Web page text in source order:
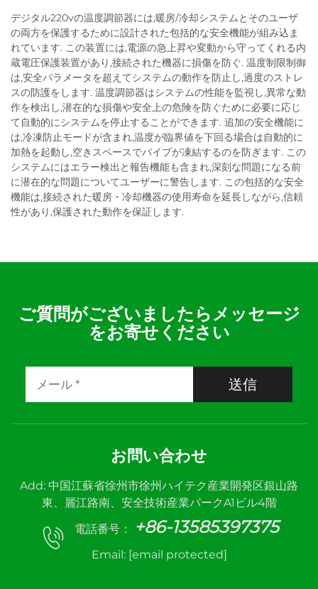
デジタル220vの温度調節器には,暖房/冷却システムとそのユーザ
の両方を保護するために設計された包括的な安全機能が組み込ま
れています. この装置には,電源の急上昇や変動から守ってくれる内
蔵電圧保護装置があり,接続された機器に損傷を防ぐ. 温度制限制御
は,安全パラメータを超えてシステムの動作を防止し,過度のストレ
スの防護をします. 温度調節器はシステムの性能を監視し,異常な動
作を検出し,潜在的な損傷や安全上の危険を防ぐために必要に応じ
て自動的にシステムを停止することができます. 追加の安全機能に
は,冷凍防止モードが含まれ,温度が臨界値を下回る場合は自動的に
加熱を起動し,空きスペースでパイプが凍結するのを防ぎます. この
システムにはエラー検出と報告機能も含まれ,深刻な問題になる前
に潜在的な問題についてユーザーに警告します. この包括的な安全
機能は,接続された暖房・冷却機器の使用寿命を延長しながら,信頼
性があり,保護された動作を保証します.
ご質問がございましたらメッセージ
をお寄せください
送信
お問い合わせ
Add: 中国江蘇省徐州市徐州ハイテク産業開発区銀山路
東、麗江路南、安全技術産業パークA1ビル4階
電話番号：
+86-13585397375
Email: [email protected]